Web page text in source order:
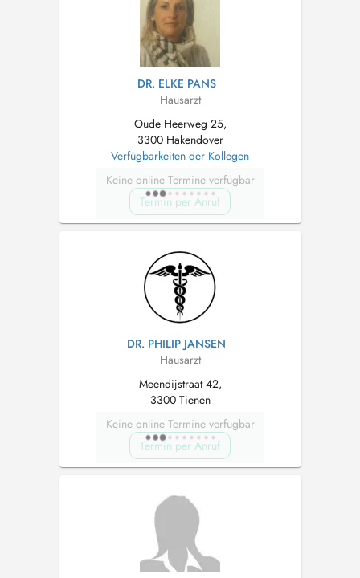
DR. ELKE PANS
Hausarzt
Oude Heerweg 25,
3300 Hakendover
Verfügbarkeiten der Kollegen
Keine online Termine verfügbar
Termin per Anruf
DR. PHILIP JANSEN
Hausarzt
Meendijstraat 42,
3300 Tienen
Keine online Termine verfügbar
Termin per Anruf